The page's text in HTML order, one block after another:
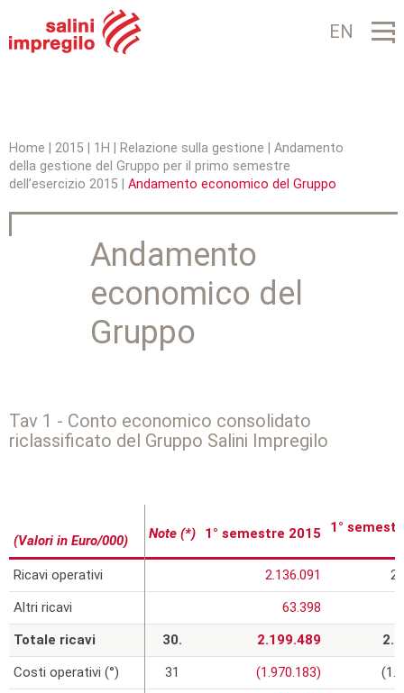
Jump to navigation EN
T
s
Home 2015 1H Relazione sulla gestione
Andamento
della gestione del Gruppo per il primo semestre
dell’esercizio 2015
Andamento economico del Gruppo
Andamento
economico del
Gruppo
Tav 1 - Conto economico consolidato
riclassificato del Gruppo Salini Impregilo
Note (*) 1° semestre 2015 1°
2.136.091
63.398
30.
2.199.489
31
(1.970.183)
(Valori in Euro/000)
Ricavi operativi
Altri ricavi
Totale ricavi
Costi operativi (°)